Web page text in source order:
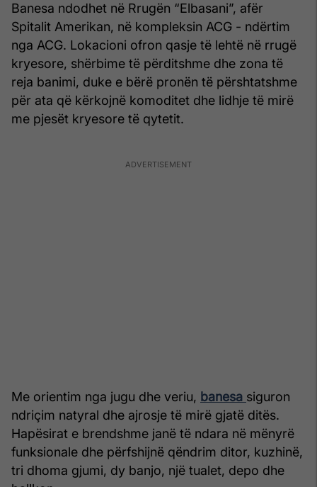
Banesa ndodhet në Rrugën “Elbasani”, afër
Spitalit Amerikan, në kompleksin ACG - ndërtim
nga ACG. Lokacioni ofron qasje të lehtë në rrugë
kryesore, shërbime të përditshme dhe zona të
reja banimi, duke e bërë pronën të përshtatshme
për ata që kërkojnë komoditet dhe lidhje të mirë
me pjesët kryesore të qytetit.
Me orientim nga jugu dhe veriu, banesa siguron
ndriçim natyral dhe ajrosje të mirë gjatë ditës.
Hapësirat e brendshme janë të ndara në mënyrë
funksionale dhe përfshijnë qëndrim ditor, kuzhinë,
tri dhoma gjumi, dy banjo, një tualet, depo dhe